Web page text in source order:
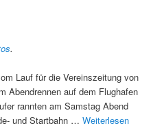
.
für die Vereinszeitung von
Abendrennen auf dem Flughafen
rannten am Samstag Abend
und Startbahn …Weiterlesen